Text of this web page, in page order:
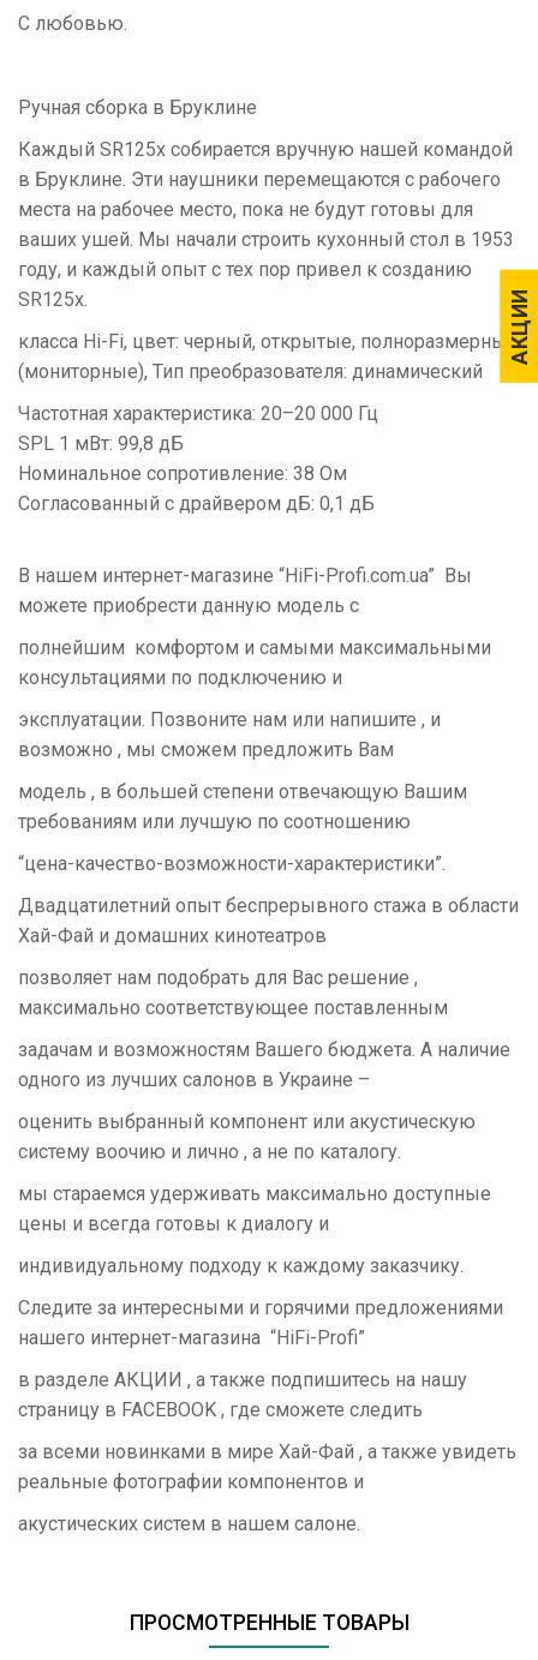
АКЦИИ
АКЦИИ
С любовью.
Ручная сборка в Бруклине
Каждый SR125x собирается вручную нашей командой
в Бруклине. Эти наушники перемещаются с рабочего
места на рабочее место, пока не будут готовы для
ваших ушей. Мы начали строить кухонный стол в 1953
году, и каждый опыт с тех пор привел к созданию
SR125x.
класса Hi-Fi, цвет: черный, открытые, полноразмерные
(мониторные), Тип преобразователя: динамический
Частотная характеристика: 20–20 000 Гц
SPL 1 мВт: 99,8 дБ
Номинальное сопротивление: 38 Ом
Согласованный с драйвером дБ: 0,1 дБ
В нашем интернет-магазине “HiFi-Profi.com.ua” Вы
можете приобрести данную модель с
полнейшим комфортом и самыми максимальными
консультациями по подключению и
эксплуатации. Позвоните нам или напишите , и
возможно , мы сможем предложить Вам
модель , в большей степени отвечающую Вашим
требованиям или лучшую по соотношению
“цена-качество-возможности-характеристики”.
Двадцатилетний опыт беспрерывного стажа в области
Хай-Фай и домашних кинотеатров
позволяет нам подобрать для Вас решение ,
максимально соответствующее поставленным
задачам и возможностям Вашего бюджета. А наличие
одного из лучших салонов в Украине –
оценить выбранный компонент или акустическую
систему воочию и лично , а не по каталогу.
мы стараемся удерживать максимально доступные
цены и всегда готовы к диалогу и
индивидуальному подходу к каждому заказчику.
Следите за интересными и горячими предложениями
нашего интернет-магазина “HiFi-Profi”
в разделе АКЦИИ , а также подпишитесь на нашу
страницу в FACEBOOK , где сможете следить
за всеми новинками в мире Хай-Фай , а также увидеть
реальные фотографии компонентов и
акустических систем в нашем салоне.
ПРОСМОТРЕННЫЕ ТОВАРЫ